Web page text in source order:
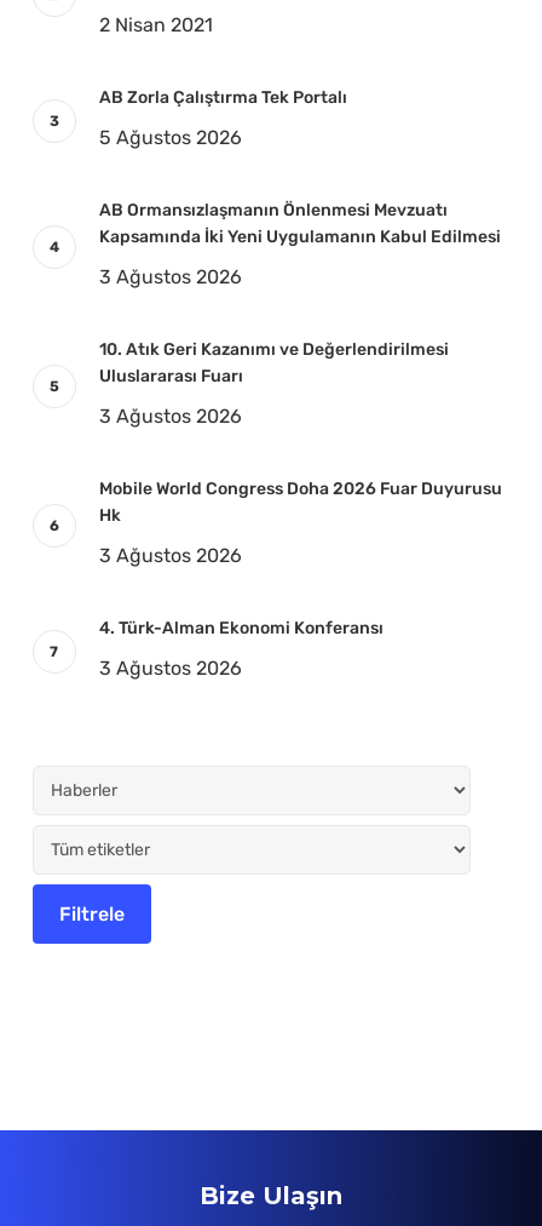
2 Nisan 2021
AB Zorla Çalıştırma Tek Portalı
5 Ağustos 2026
AB Ormansızlaşmanın Önlenmesi Mevzuatı
Kapsamında İki Yeni Uygulamanın Kabul Edilmesi
3 Ağustos 2026
10. Atık Geri Kazanımı ve Değerlendirilmesi
Uluslararası Fuarı
3 Ağustos 2026
Mobile World Congress Doha 2026 Fuar Duyurusu
Hk
3 Ağustos 2026
4. Türk-Alman Ekonomi Konferansı
3 Ağustos 2026
Bize Ulaşın